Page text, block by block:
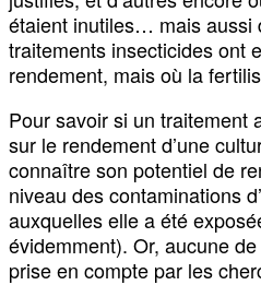
étaient inutiles… mais aussi
traitements insecticides ont
rendement, mais où la
Pour savoir si un traitement
sur le rendement d’une
connaître son potentiel de
niveau des contaminations
auxquelles elle a été
évidemment). Or, aucune
prise en compte par les